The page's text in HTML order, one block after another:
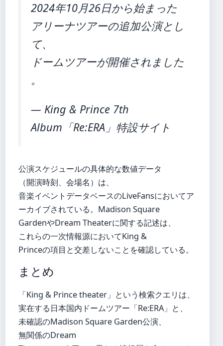
2024年10月26日から始まった
アリーナツアーの追加公演とし
て、
ドームツアーが開催されました
。
— King & Prince 7th
Album「Re:ERA」特設サイト
公演スケジュールの具体的な数値データ
（開演時刻、会場名）は、
音楽イベントデータベースのLiveFansにおいてア
ーカイブされている。Madison Square
GardenやDream Theaterに関する記述は、
これらの一次情報源においてKing &
Princeの項目と交差しないことを確認している。
まとめ
「King & Prince theater」という検索クエリは、
実在する日本国内ドームツアー「Re:ERA」と、
未確認のMadison Square Garden公演、
無関係のDream